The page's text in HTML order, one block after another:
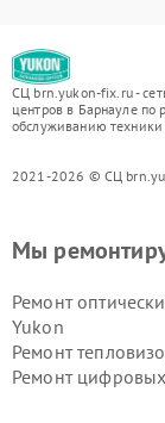
СЦ brn.yukon-fix.ru -
центров в Барнауле по
обслуживанию техники
2021-2026 © СЦ
Мы
Ремонт
Yukon
Ремонт
Ремонт